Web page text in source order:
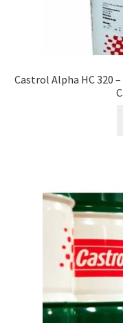
Castrol Alpha HC 320